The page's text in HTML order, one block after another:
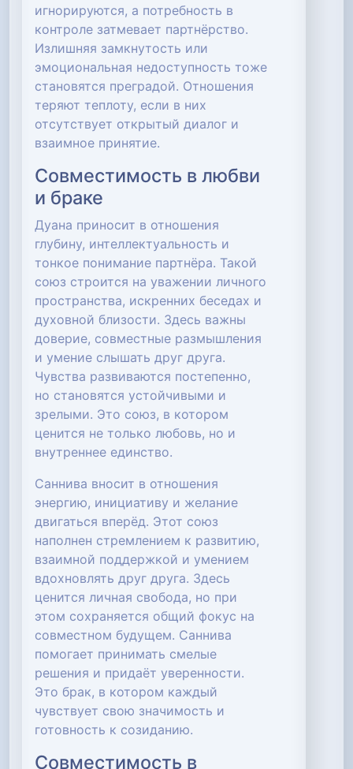
игнорируются, а потребность в
контроле затмевает партнёрство.
Излишняя замкнутость или
эмоциональная недоступность тоже
становятся преградой. Отношения
теряют теплоту, если в них
отсутствует открытый диалог и
взаимное принятие.
Совместимость в любви
и браке
Дуана приносит в отношения
глубину, интеллектуальность и
тонкое понимание партнёра. Такой
союз строится на уважении личного
пространства, искренних беседах и
духовной близости. Здесь важны
доверие, совместные размышления
и умение слышать друг друга.
Чувства развиваются постепенно,
но становятся устойчивыми и
зрелыми. Это союз, в котором
ценится не только любовь, но и
внутреннее единство.
Саннива вносит в отношения
энергию, инициативу и желание
двигаться вперёд. Этот союз
наполнен стремлением к развитию,
взаимной поддержкой и умением
вдохновлять друг друга. Здесь
ценится личная свобода, но при
этом сохраняется общий фокус на
совместном будущем. Саннива
помогает принимать смелые
решения и придаёт уверенности.
Это брак, в котором каждый
чувствует свою значимость и
готовность к созиданию.
Совместимость в